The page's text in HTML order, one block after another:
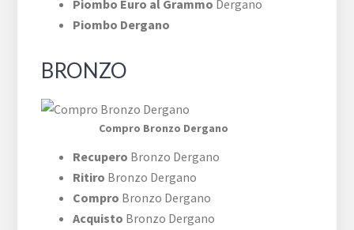
Piombo Euro al Grammo Dergano
Piombo Dergano
BRONZO
Compro Bronzo Dergano
Recupero Bronzo Dergano
Ritiro Bronzo Dergano
Compro Bronzo Dergano
Acquisto Bronzo Dergano